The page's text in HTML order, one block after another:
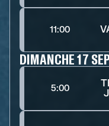
11:00
DIMANCHE 17
5:00